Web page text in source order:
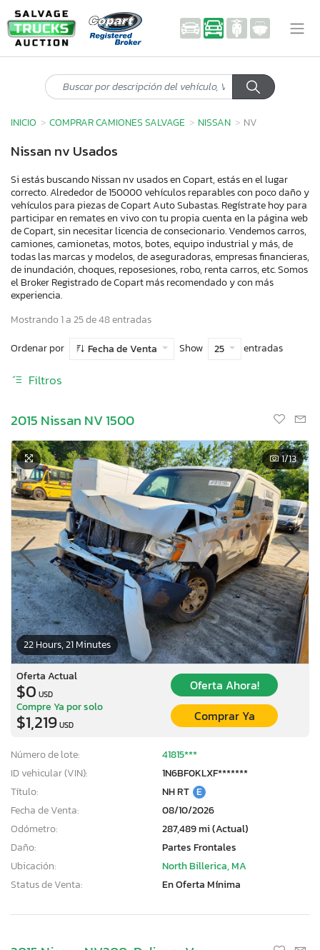
INICIO COMPRAR CAMIONES SALVAGE NISSAN NV
Nissan nv Usados
Si estás buscando Nissan nv usados en Copart, estás en el lugar
correcto. Alrededor de 150000 vehículos reparables con poco daño y
vehículos para piezas de Copart Auto Subastas. Regístrate hoy para
participar en remates en vivo con tu propia cuenta en la página web
de Copart, sin necesitar licencia de consecionario. Vendemos carros,
camiones, camionetas, motos, botes, equipo industrial y más, de
todas las marcas y modelos, de aseguradoras, empresas financieras,
de inundación, choques, reposesiones, robo, renta carros, etc. Somos
el Broker Registrado de Copart más recomendado y con más
experiencia.
Mostrando 1 a 25 de 48 entradas
Ordenar por
Fecha de Venta Show 25 entradas
Filtros
2015 Nissan NV 1500
22 Hours, 21 Minutes
1/13
Oferta Actual
$0 USD
Oferta Ahora!
Compre Ya por solo
$1,219USD
Comprar Ya
Número de lote:
41815***
ID vehicular (VIN):
1N6BF0KLXF*******
Título:
NH RT E
Fecha de Venta:
08/10/2026
Odómetro:
287,489 mi (Actual)
Daño:
Partes Frontales
Ubicación:
North Billerica, MA
Status de Venta:
En Oferta Mínima